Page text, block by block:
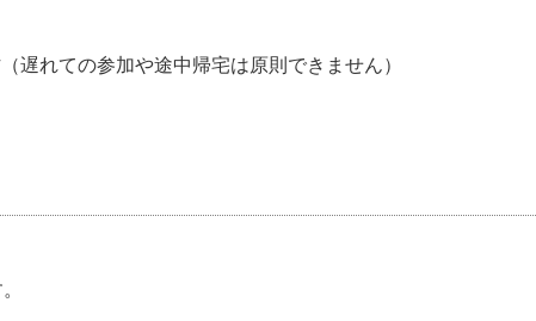
遅れての参加や途中帰宅は原則できません）